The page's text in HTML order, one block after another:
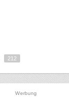
212
Werbung